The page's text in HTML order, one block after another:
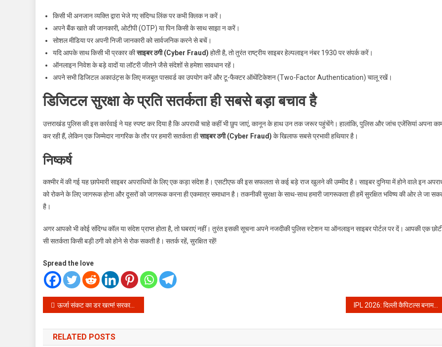
किसी भी अनजान व्यक्ति द्वारा भेजे गए संदिग्ध लिंक पर कभी क्लिक न करें।
अपने बैंक खाते की जानकारी, ओटीपी (OTP) या पिन किसी के साथ साझा न करें।
सोशल मीडिया पर अपनी निजी जानकारी को सार्वजनिक करने से बचें।
यदि आपके साथ किसी भी प्रकार कीसाइबर ठगी (Cyber Fraud) होती है, तो तुरंत राष्ट्रीय साइबर हेल्पलाइन नंबर 1930 पर संपर्क करें।
ऑनलाइन निवेश के बड़े वादों या लॉटरी जीतने जैसे संदेशों से हमेशा सावधान रहें।
अपने सभी डिजिटल अकाउंट्स के लिए मजबूत पासवर्ड का उपयोग करें और टू-फैक्टर ऑथेंटिकेशन (Two-Factor Authentication) चालू रखें।
डिजिटल सुरक्षा के प्रति सतर्कता ही सबसे बड़ा बचाव है
उत्तराखंड पुलिस की इस कार्रवाई ने यह स्पष्ट कर दिया है कि अपराधी चाहे कहीं भी छुप जाएं, कानून के हाथ उन तक जरूर पहुंचेंगे। हालांकि, पुलिस और जांच एजेंसियां अपना
कर रही हैं, लेकिन एक जिम्मेदार नागरिक के तौर पर हमारी सतर्कता हीसाइबर ठगी (Cyber Fraud) के खिलाफ सबसे प्रभावी हथियार है।
निष्कर्ष
कश्मीर में की गई यह छापेमारी साइबर अपराधियों के लिए एक कड़ा संदेश है। एसटीएफ की इस सफलता से कई बड़े राज खुलने की उम्मीद है। साइबर दुनिया में होने वाले इन
को रोकने के लिए जागरूक होना और दूसरों को जागरूक करना ही एकमात्र समाधान है। तकनीकी सुरक्षा के साथ-साथ हमारी जागरूकता ही हमें सुरक्षित भविष्य की ओर ले जा
है।
अगर आपको भी कोई संदिग्ध कॉल या संदेश प्राप्त होता है, तो घबराएं नहीं। तुरंत इसकी सूचना अपने नजदीकी पुलिस स्टेशन या ऑनलाइन साइबर पोर्टल पर दें। आपकी एक
सी सतर्कता किसी बड़ी ठगी को होने से रोक सकती है। सतर्क रहें, सुरक्षित रहें!
Spread the love
Post
navigation
ऊर्जा संकट का डर खत्म! सरकार ने बताया देश में कितना है कोयला और पेट्रोल का स्टॉक, जानें क्या है पूरी सच्चाई IPL 2026: दिल्ली कैपिटल्स बनाम गुजरात टाइटंस के रोमांचक मुकाबले में डेविड मिलर ने संभाला मोर्चा, आखिरी गेंद तक खिंचा मैच
RELATED POSTS